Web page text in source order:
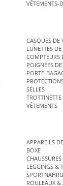
VÊTEMENTS-
CASQUES DE
LUNETTES DE
COMPTEURS
POIGNÉES
PORTE-
SELLES
TROTTINETTE
VÊTEMENTS
APPAREILS
BOXE
CHAUSSURES
LEGGINGS &
ROULEAUX &